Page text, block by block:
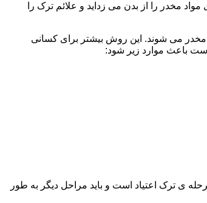
مخدر را از بدن می زداید و علائم ترک را
مخدر می شوند. این روش بیشتر برای کسانی
باعث موارد زیر شود:
که سم زدایی اولین مرحله ی ترک اعتیاد است و باید مراحل دیگر به طور